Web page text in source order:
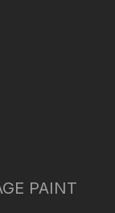
PAINT